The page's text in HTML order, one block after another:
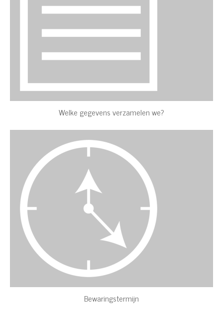
Welke gegevens verzamelen we?
Bewaringstermijn